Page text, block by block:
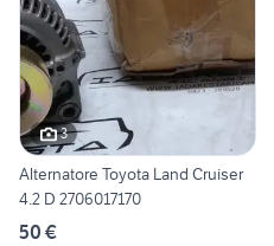
3
Alternatore Toyota Land Cruiser
4.2 D 2706017170
50 €